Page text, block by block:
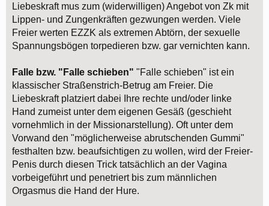
Liebeskraft mus zum (widerwilligen) Angebot von Zk mit
Lippen- und Zungenkräften gezwungen werden. Viele
Freier werten EZZK als extremen Abtörn, der sexuelle
Spannungsbögen torpedieren bzw. gar vernichten kann.
Falle bzw. "Falle schieben" "Falle schieben" ist ein
klassischer Straßenstrich-Betrug am Freier. Die
Liebeskraft platziert dabei Ihre rechte und/oder linke
Hand zumeist unter dem eigenen Gesäß (geschieht
vornehmlich in der Missionarstellung). Oft unter dem
Vorwand den "möglicherweise abrutschenden Gummi"
festhalten bzw. beaufsichtigen zu wollen, wird der Freier-
Penis durch diesen Trick tatsächlich an der Vagina
vorbeigeführt und penetriert bis zum männlichen
Orgasmus die Hand der Hure.